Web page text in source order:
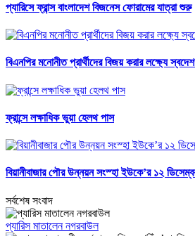
প্যারিসে ফ্রান্স বাংলাদেশ বিজনেস ফোরামের যাত্রা শুরু
বিএনপির মনোনীত প্রার্থীদের বিজয় করার লক্ষ্যে
ফ্রান্সে লক্ষাধিক ভুয়া হেলথ পাস
বিয়ানীবাজার পৌর উন্নয়ন সংস্হা ইউকে’র ১২
সর্বশেষ সংবাদ
প্যারিস মাতালেন নগরবাউল